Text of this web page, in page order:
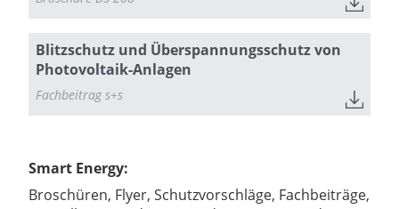
Blitzschutz und Überspannungsschutz von
Photovoltaik-Anlagen
Fachbeitrag s+s
Smart Energy:
Broschüren, Flyer, Schutzvorschläge, Fachbeiträge,